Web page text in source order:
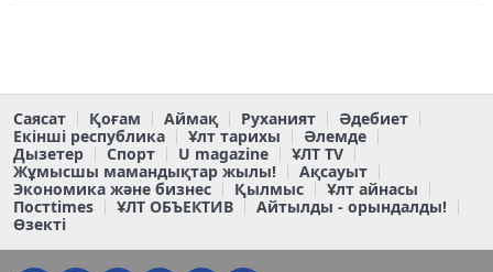
Саясат Қоғам Аймақ Руханият
Әдебиет
Екінші республика
Ұлт тарихы
Әлемде
Дызетер
Спорт U magazine
ҰЛТ TV
Жұмысшы мамандықтар жылы!
Ақсауыт
Экономика және бизнес
Қылмыс
Ұлт айнасы
Постtimes
ҰЛТ ОБЪЕКТИВ
Айтылды - орындалды!
Өзекті